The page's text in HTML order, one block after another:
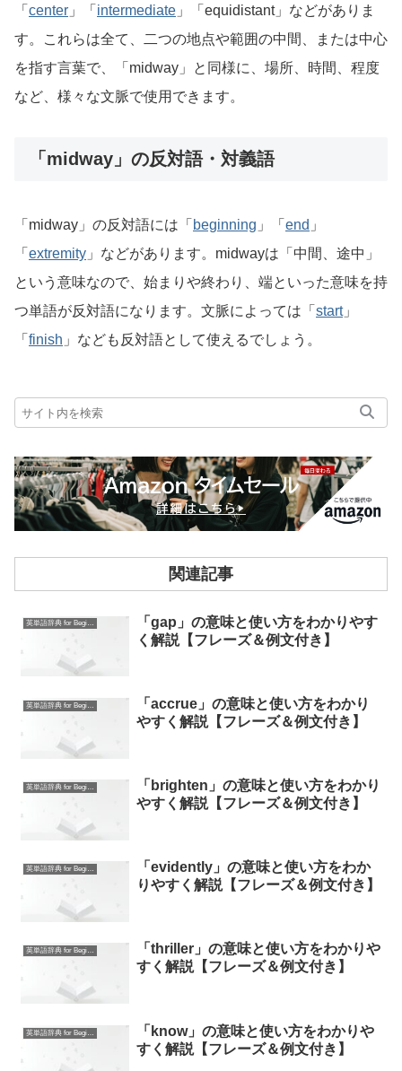
「 center 」「 intermediate 」「equidistant」などがありま
す。これらは全て、二つの地点や範囲の中間、または中心
を指す言葉で、「midway」と同様に、場所、時間、程度
など、様々な文脈で使用できます。
「midway」の反対語・対義語
「midway」の反対語には「 beginning 」「 end 」
「 extremity 」などがあります。midwayは「中間、途中」
という意味なので、始まりや終わり、端といった意味を持
つ単語が反対語になります。文脈によっては「 start」
「 finish 」なども反対語として使えるでしょう。
関連記事
英単語辞典 for Beginners
「gap」の意味と使い方をわかりやす
く解説【フレーズ＆例文付き】
英単語辞典 for Beginners
「accrue」の意味と使い方をわかり
やすく解説【フレーズ＆例文付き】
英単語辞典 for Beginners
「brighten」の意味と使い方をわかり
やすく解説【フレーズ＆例文付き】
英単語辞典 for Beginners
「evidently」の意味と使い方をわか
りやすく解説【フレーズ＆例文付き】
英単語辞典 for Beginners
「thriller」の意味と使い方をわかりや
すく解説【フレーズ＆例文付き】
英単語辞典 for Beginners
「know」の意味と使い方をわかりや
すく解説【フレーズ＆例文付き】